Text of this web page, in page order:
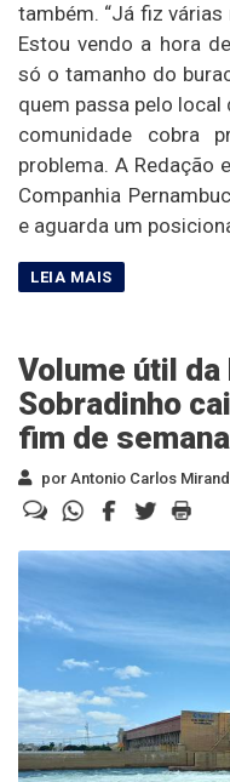
também. “Já fiz
Estou vendo a hora
só o tamanho do
quem passa pelo local
comunidade cobra
problema. A Redação
Companhia
e aguarda um
Volume útil da
Sobradinho
fim de semana
por Antonio Carlos